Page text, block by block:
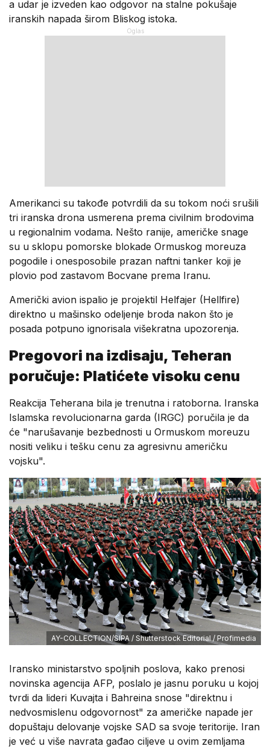
a udar je izveden kao odgovor na stalne pokušaje
iranskih napada širom Bliskog istoka.
Amerikanci su takođe potvrdili da su tokom noći srušili
tri iranska drona usmerena prema civilnim brodovima
u regionalnim vodama. Nešto ranije, američke snage
su u sklopu pomorske blokade Ormuskog moreuza
pogodile i onesposobile prazan naftni tanker koji je
plovio pod zastavom Bocvane prema Iranu.
Američki avion ispalio je projektil Helfajer (Hellfire)
direktno u mašinsko odeljenje broda nakon što je
posada potpuno ignorisala višekratna upozorenja.
Pregovori na izdisaju, Teheran
poručuje: Platićete visoku cenu
Reakcija Teherana bila je trenutna i ratoborna. Iranska
Islamska revolucionarna garda (IRGC) poručila je da
će "narušavanje bezbednosti u Ormuskom moreuzu
nositi veliku i tešku cenu za agresivnu američku
vojsku".
AY-COLLECTION/SIPA / Shutterstock Editorial / Profimedia
Iransko ministarstvo spoljnih poslova, kako prenosi
novinska agencija AFP, poslalo je jasnu poruku u kojoj
tvrdi da lideri Kuvajta i Bahreina snose "direktnu i
nedvosmislenu odgovornost" za američke napade jer
dopuštaju delovanje vojske SAD sa svoje teritorije. Iran
je već u više navrata gađao ciljeve u ovim zemljama